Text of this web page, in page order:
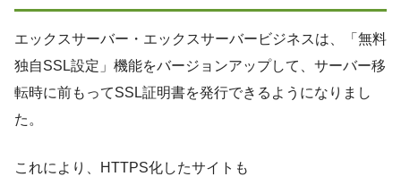
エックスサーバー・エックスサーバービジネスは、「無料
独自SSL設定」機能をバージョンアップして、サーバー移
転時に前もってSSL証明書を発行できるようになりまし
た。
これにより、HTTPS化したサイトも